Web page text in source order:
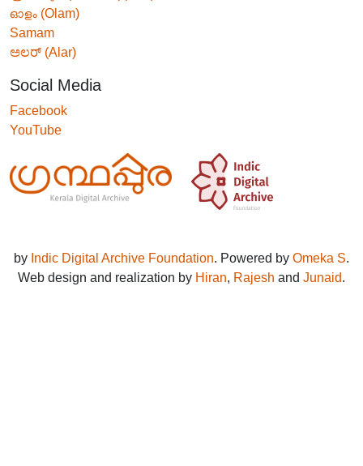
ഓളം (Olam)
Samam
ಅಲರ್ (Alar)
Social Media
Facebook
YouTube
by Indic Digital Archive Foundation. Powered by Omeka S.
Web design and realization by Hiran, Rajesh and Junaid.